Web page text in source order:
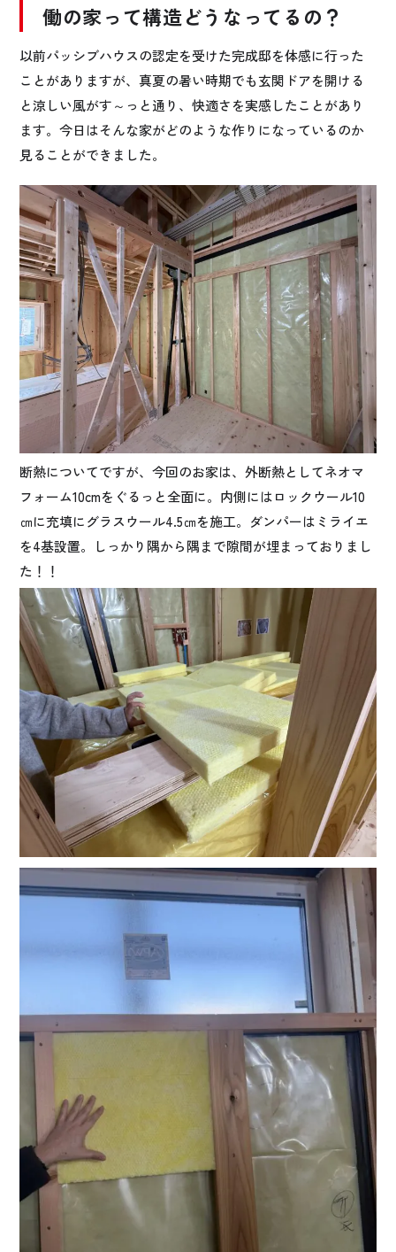
働の家って構造どうなってるの？
以前パッシブハウスの認定を受けた完成邸を体感に行った
ことがありますが、真夏の暑い時期でも玄関ドアを開ける
と涼しい風がす～っと通り、快適さを実感したことがあり
ます。今日はそんな家がどのような作りになっているのか
見ることができました。
断熱についてですが、今回のお家は、外断熱としてネオマ
フォーム10cmをぐるっと全面に。内側にはロックウール10
㎝に充填にグラスウール4.5㎝を施工。ダンパーはミライエ
を4基設置。しっかり隅から隅まで隙間が埋まっておりまし
た！！